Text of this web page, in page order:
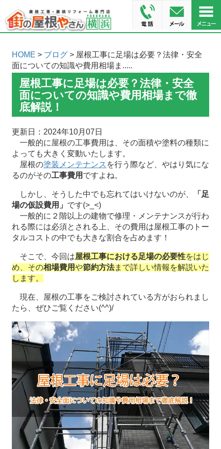
HOME > ブログ> 屋根工事に足場は必要？法律・安全
面についての知識や費用相場ま.....
屋根工事に足場は必要？法律・安全
面についての知識や費用相場まで徹
底解説！
更新日：2024年10月07日
一般的に屋根の工事費用は、その面積や塗料の種類に
よっても大きく変動いたします。
屋根の塗装メンテナンス を行う際など、やはり気にな
るのがその工事費用 ですよね。
しかし、そうした中でも忘れてはいけないのが、
「足
場の仮設費用」 です(>_<)
一般的に２階以上の建物で修理・メンテナンスが行わ
れる際には必須とされる上、その費用は屋根工事のトー
タルコストの中でも大きな割合を占めます！
そこで、今回は屋根工事における足場の必要性をはじ
め、その相場費用や節約方法まで詳しい情報を解説いた
します。
現在、屋根の工事をご検討されている方がおられまし
たら、ぜひご覧ください(^^)/